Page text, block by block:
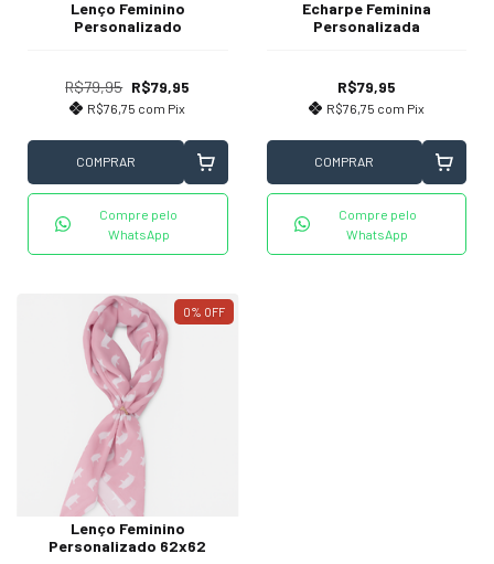
Lenço Feminino
Personalizado
R$79,95 R$79,95
R$76,75 com Pix
COMPRAR
Compre pelo
WhatsApp
Echarpe Feminina
Personalizada
R$79,95
R$76,75 com Pix
COMPRAR
Compre pelo
WhatsApp
0% OFF
Lenço Feminino
Personalizado 62x62